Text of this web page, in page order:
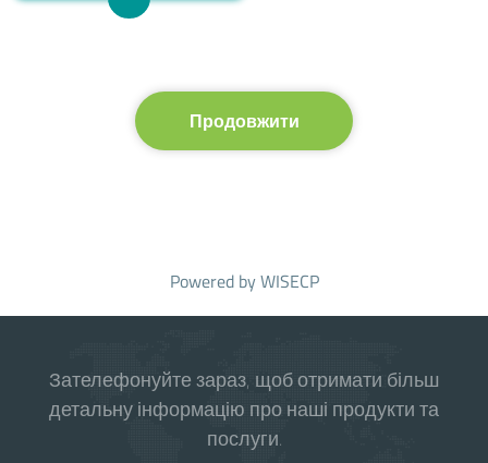
Продовжити
Powered byWISECP
Зателефонуйте зараз, щоб отримати більш
детальну інформацію про наші продукти та
послуги.